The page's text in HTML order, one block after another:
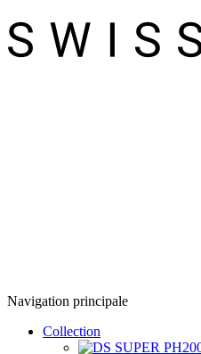
Navigation principale
Collection